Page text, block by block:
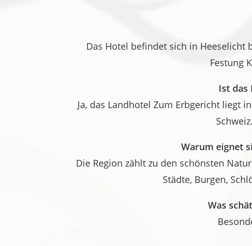
Das Hotel befindet sich in Heeselicht
Festung
Ist das
Ja, das Landhotel Zum Erbgericht liegt
Warum eignet
Die Region zählt zu den schönsten
Städte, Burgen,
Was